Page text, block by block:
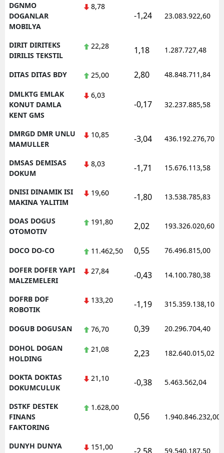
DGNMO
DOGANLAR
MOBILYA
8,78
-1,24 23.083.922,60
DIRIT DIRITEKS
DIRILIS TEKSTIL
22,28 1,18 1.287.727,48
DITAS DITAS BDY 25,00 2,80 48.848.711,84
DMLKTG EMLAK
KONUT DAMLA
KENT GMS
6,03
-0,17 32.237.885,58
DMRGD DMR UNLU
MAMULLER
10,85 -3,04 436.192.276,70
DMSAS DEMISAS
DOKUM
8,03 -1,71 15.676.113,58
DNISI DINAMIK ISI
MAKINA YALITIM
19,60 -1,80 13.538.785,83
DOAS DOGUS
OTOMOTIV
191,80 2,02 193.326.020,60
DOCO DO-CO 11.462,50 0,55 76.496.815,00
DOFER DOFER YAPI
MALZEMELERI
27,84 -0,43 14.100.780,38
DOFRB DOF
ROBOTIK
133,20 -1,19 315.359.138,10
DOGUB DOGUSAN 76,70 0,39 20.296.704,40
DOHOL DOGAN
HOLDING
21,08 2,23 182.640.015,02
DOKTA DOKTAS
DOKUMCULUK
21,10 -0,38 5.463.562,04
DSTKF DESTEK
FINANS
FAKTORING
1.628,00
0,56 1.940.846.232,00
DUNYH DUNYA
151,00 59.540.187,50